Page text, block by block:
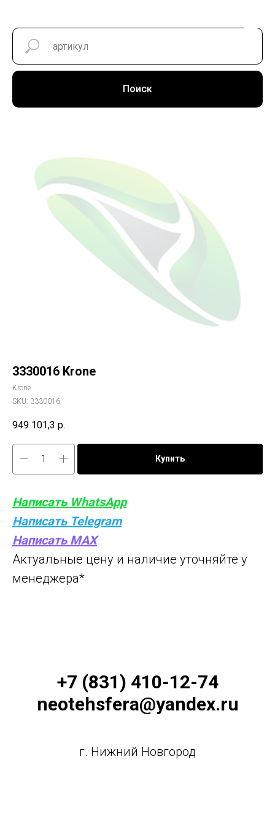
Поиск
3330016 Krone
Krone
SKU: 3330016
949 101,3 р.
Купить
Написать WhatsApp
Написать Telegram
Написать MAX
Актуальные цену и наличие уточняйте у
менеджера*
+7 (831) 410-12-74
neotehsfera@yandex.ru
г. Нижний Новгород